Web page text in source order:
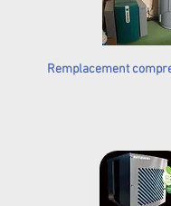
Remplacement